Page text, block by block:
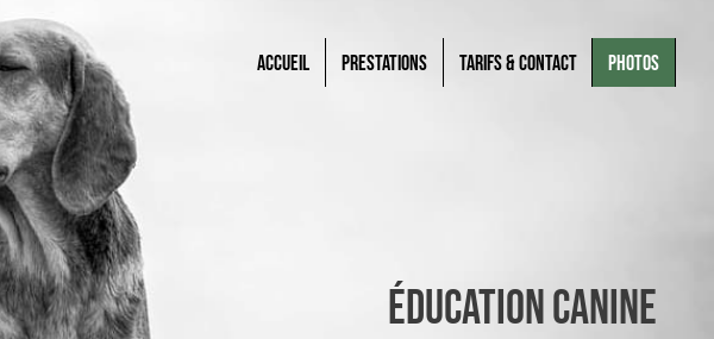
Accueil Prestations Tarifs & Contact Photos
Éducation canine